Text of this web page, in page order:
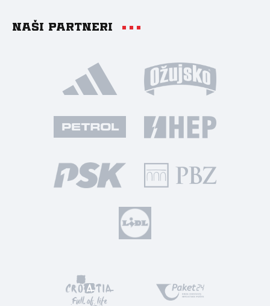
Naši partneri